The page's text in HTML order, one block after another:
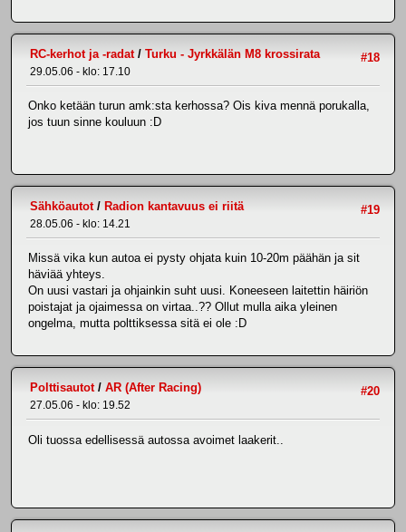
#18
RC-kerhot ja -radat/ Turku - Jyrkkälän M8 krossirata
29.05.06 - klo: 17.10
Onko ketään turun amk:sta kerhossa? Ois kiva mennä porukalla,
jos tuun sinne kouluun :D
#19
Sähköautot/ Radion kantavuus ei riitä
28.05.06 - klo: 14.21
Missä vika kun autoa ei pysty ohjata kuin 10-20m päähän ja sit
häviää yhteys.
On uusi vastari ja ohjainkin suht uusi. Koneeseen laitettin häiriön
poistajat ja ojaimessa on virtaa..?? Ollut mulla aika yleinen
ongelma, mutta polttiksessa sitä ei ole :D
#20
Polttisautot/ AR (After Racing)
27.05.06 - klo: 19.52
Oli tuossa edellisessä autossa avoimet laakerit..